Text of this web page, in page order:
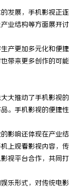
发展，手机影视正
业结构等方面展开讨
产更加多元化和便
带来更多创作的可
大推动了手机影视
。手机影视的便捷
影响还体现在产业
上观看影视内容，
视平台合作，共同
乐形式，对传统电